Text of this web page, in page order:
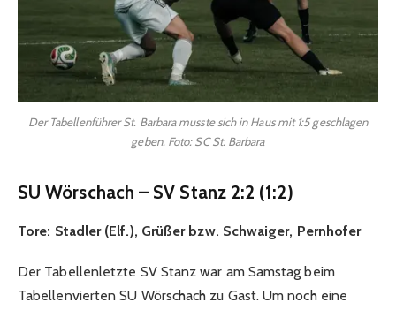
Der Tabellenführer St. Barbara musste sich in Haus mit 1:5 geschlagen
geben. Foto: SC St. Barbara
SU Wörschach – SV Stanz 2:2 (1:2)
Tore: Stadler (Elf.), Grüßer bzw. Schwaiger, Pernhofer
Der Tabellenletzte SV Stanz war am Samstag beim
Tabellenvierten SU Wörschach zu Gast. Um noch eine